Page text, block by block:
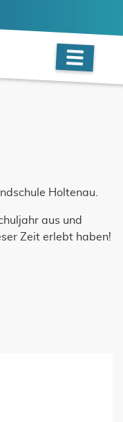
Holtenau.
aus und
Zeit erlebt haben!